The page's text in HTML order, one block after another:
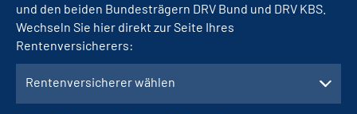
und den beiden Bundesträgern DRV Bund und DRV KBS.
Wechseln Sie hier direkt zur Seite Ihres
Rentenversicherers:
Rentenversicherer wählen